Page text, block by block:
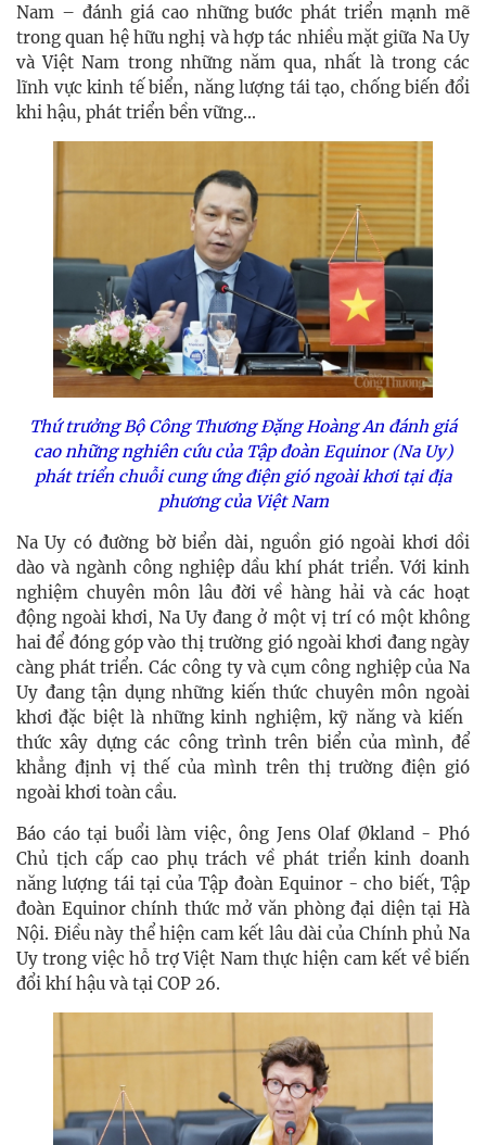
Nam – đánh giá cao những bước phát triển mạnh mẽ
trong quan hệ hữu nghị và hợp tác nhiều mặt giữa Na Uy
và Việt Nam trong những năm qua, nhất là trong các
lĩnh vực kinh tế biển, năng lượng tái tạo, chống biến đổi
khi hậu, phát triển bền vững...
Thứ trưởng Bộ Công Thương Đặng Hoàng An đánh giá
cao những nghiên cứu của Tập đoàn Equinor (Na Uy)
phát triển chuỗi cung ứng điện gió ngoài khơi tại địa
phương của Việt Nam
Na Uy có đường bờ biển dài, nguồn gió ngoài khơi dồi
dào và ngành công nghiệp dầu khí phát triển. Với kinh
nghiệm chuyên môn lâu đời về hàng hải và các hoạt
động ngoài khơi, Na Uy đang ở một vị trí có một không
hai để đóng góp vào thị trường gió ngoài khơi đang ngày
càng phát triển. Các công ty và cụm công nghiệp của Na
Uy đang tận dụng những kiến ​​thức chuyên môn ngoài
khơi đặc biệt là những kinh nghiệm, kỹ năng và kiến ​​
thức xây dựng các công trình trên biển của mình, để
khẳng định vị thế của mình trên thị trường điện gió
ngoài khơi toàn cầu.
Báo cáo tại buổi làm việc, ông Jens Olaf Økland - Phó
Chủ tịch cấp cao phụ trách về phát triển kinh doanh
năng lượng tái tại của Tập đoàn Equinor - cho biết, Tập
đoàn Equinor chính thức mở văn phòng đại diện tại Hà
Nội. Điều này thể hiện cam kết lâu dài của Chính phủ Na
Uy trong việc hỗ trợ Việt Nam thực hiện cam kết về biến
đổi khí hậu và tại COP 26.